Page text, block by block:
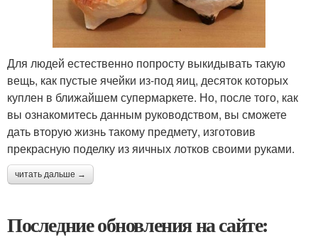
Для людей естественно попросту выкидывать такую
вещь, как пустые ячейки из-под яиц, десяток которых
куплен в ближайшем супермаркете. Но, после того, как
вы ознакомитесь данным руководством, вы сможете
дать вторую жизнь такому предмету, изготовив
прекрасную поделку из яичных лотков своими руками.
читать дальше →
Последние обновления на сайте: